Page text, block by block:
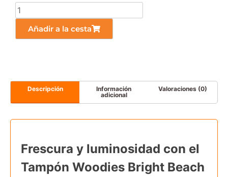
Añadir a la cesta
Descripción
Información
adicional
Valoraciones (0)
Frescura y luminosidad con el
Tampón Woodies Bright Beach